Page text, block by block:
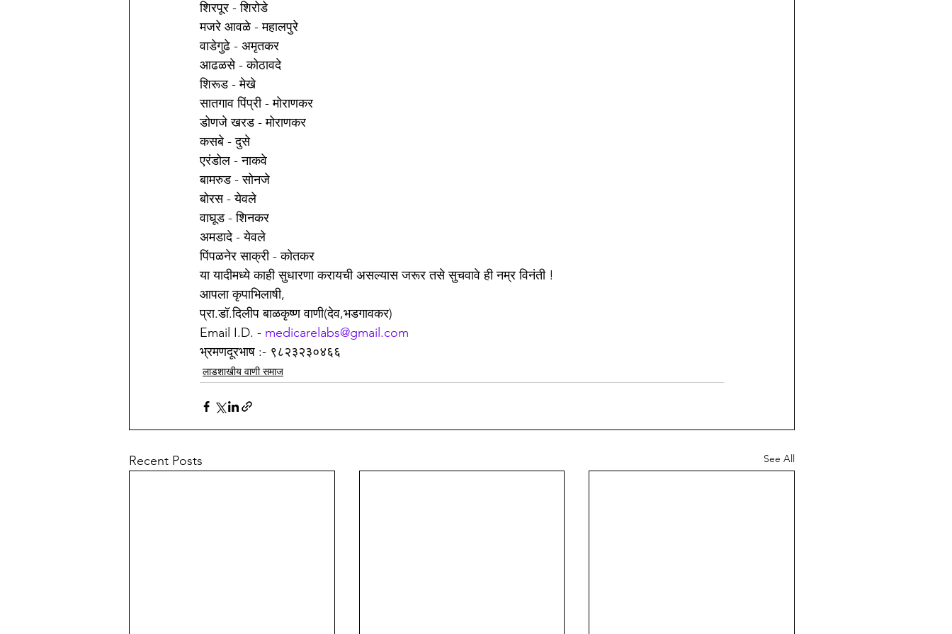
शिरपूर - शिरोडे
मजरे आवळे - महालपुरे
वाडेगुढे - अमृतकर
आढळसे - कोठावदे
शिरूड - मेखे
सातगाव पिंप्री - मोराणकर
डोणजे खरड - मोराणकर
कसबे - दुसे
एरंडोल - नाकवे
बामरुड - सोनजे
बोरस - येवले
वाघूड - शिनकर
अमडादे - येवले
पिंपळनेर साक्री - कोतकर
या यादीमध्ये काही सुधारणा करायची असल्यास जरूर तसे सुचवावे ही नम्र विनंती !
आपला कृपाभिलाषी,
प्रा.डॉ.दिलीप बाळकृष्ण वाणी(देव,भडगावकर)
Email I.D. - medicarelabs@gmail.com
भ्रमणदूरभाष :- ९८२३२३०४६६
लाडशाखीय वाणी समाज
Recent Posts See All